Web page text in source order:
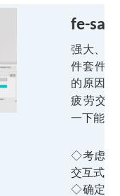
fe-
强大、独
件套件
的原因是
疲劳交
一下能力
◇考虑蠕
交互式损
◇确定损